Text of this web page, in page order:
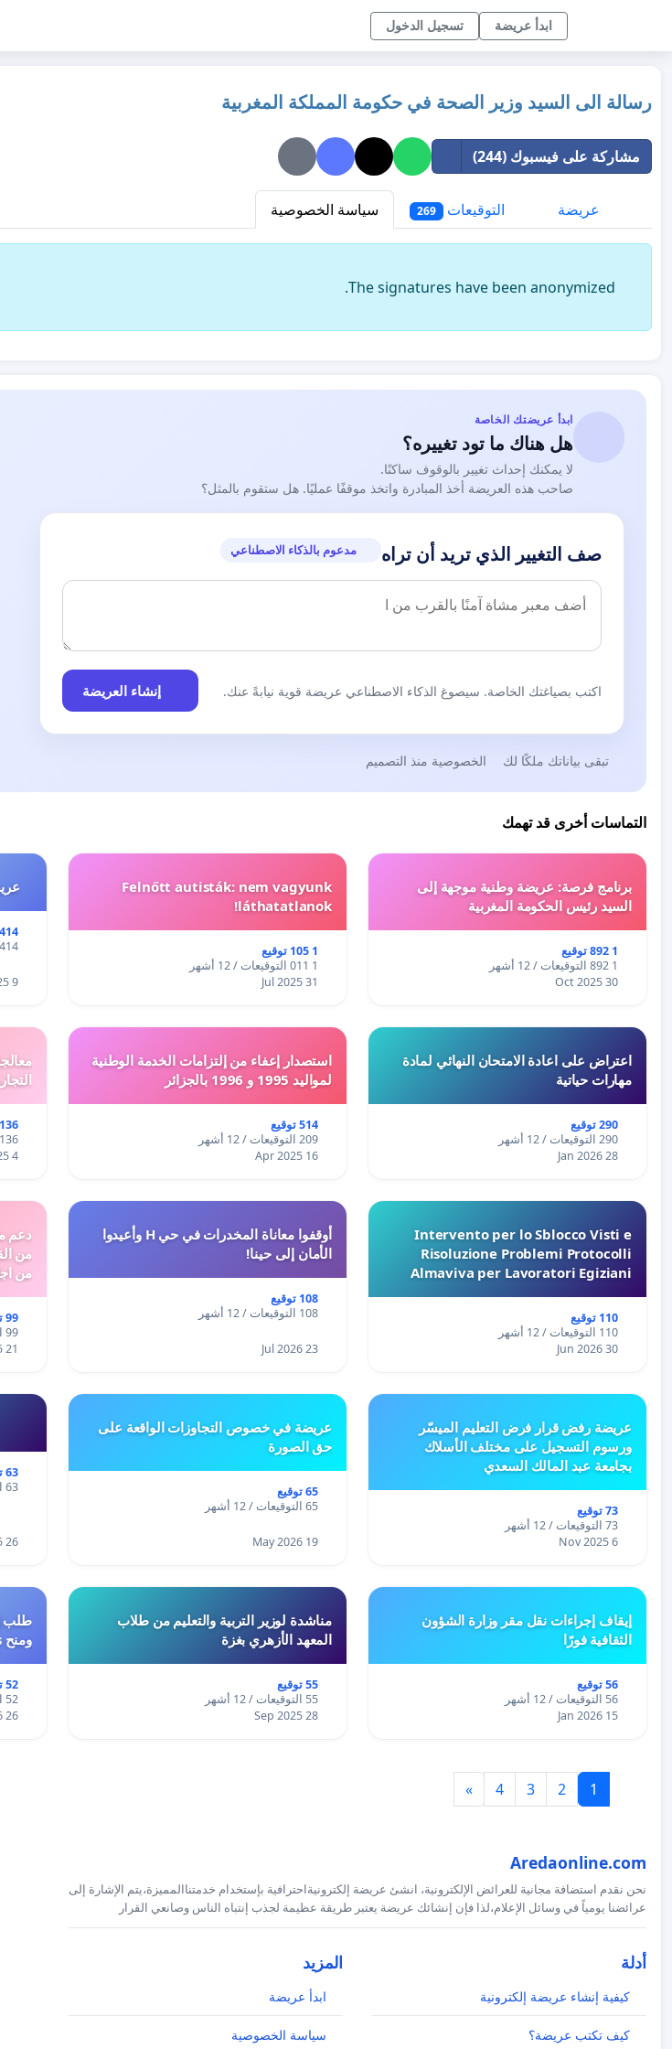
تسجيل الدخول ابدأ عريضة
رسالة الى السيد وزير الصحة في حكومة المملكة المغربية
مشاركة على فيسبوك (244)
عريضة التوقيعات 269 سياسة الخصوصية
The signatures have been anonymized.
ابدأ عريضتك الخاصة
هل هناك ما تود تغييره؟
لا يمكنك إحداث تغيير بالوقوف ساكنًا.
صاحب هذه العريضة أخذ المبادرة واتخذ موقفًا عمليًا. هل ستقوم بالمثل؟
صف التغيير الذي تريد أن تراه مدعوم بالذكاء الاصطناعي
اكتب بصياغتك الخاصة. سيصوغ الذكاء الاصطناعي عريضة قوية نيابةً عنك. إنشاء العريضة
تبقى بياناتك ملكًا لك الخصوصية منذ التصميم
التماسات أخرى قد تهمك
برنامج فرصة: عريضة وطنية موجهة إلى
السيد رئيس الحكومة المغربية
1 892 توقيع
1 892 التوقيعات / 12 أشهر
30 Oct 2025
Felnőtt autisták: nem vagyunk
láthatatlanok!
1 105 توقيع
1 011 التوقيعات / 12 أشهر
31 Jul 2025
414 توقيع
414 التوقيعات / 12 أشهر
9 Nov 2025
اعتراض على اعادة الامتحان النهائي لمادة
مهارات حياتية
290 توقيع
290 التوقيعات / 12 أشهر
28 Jan 2026
استصدار إعفاء من إلتزامات الخدمة الوطنية
لمواليد 1995 و 1996 بالجزائر
514 توقيع
209 التوقيعات / 12 أشهر
16 Apr 2025
136 توقيع
136 التوقيعات / 12 أشهر
4 Oct 2025
Intervento per lo Sblocco Visti e
Risoluzione Problemi Protocolli
Almaviva per Lavoratori Egiziani
110 توقيع
110 التوقيعات / 12 أشهر
30 Jun 2026
أوقفوا معاناة المخدرات في حي H وأعيدوا
الأمان إلى حينا!
108 توقيع
108 التوقيعات / 12 أشهر
23 Jul 2026
من
99 توقيع
99 التوقيعات / 12 أشهر
21 Aug 2025
عريضة رفض قرار فرض التعليم الميسّر
ورسوم التسجيل على مختلف الأسلاك
بجامعة عبد المالك السعدي
73 توقيع
73 التوقيعات / 12 أشهر
6 Nov 2025
عريضة في خصوص التجاوزات الواقعة على
حق الصورة
65 توقيع
65 التوقيعات / 12 أشهر
19 May 2026
63 توقيع
63 التوقيعات / 12 أشهر
26 Oct 2025
إيقاف إجراءات نقل مقر وزارة الشؤون
الثقافية فورًا
56 توقيع
56 التوقيعات / 12 أشهر
15 Jan 2026
مناشدة لوزير التربية والتعليم من طلاب
المعهد الأزهري بغزة
55 توقيع
55 التوقيعات / 12 أشهر
28 Sep 2025
ومنح Bonus
52 توقيع
52 التوقيعات / 12 أشهر
26 Mar 2026
1
2
3
4
»
Aredaonline.com
نحن نقدم استضافة مجانية للعرائض الإلكترونية، انشئ عريضة إلكترونيةاحترافية بإستخدام خدمتناالمميزة،يتم الإشارة إلى
عرائضنا يومياً في وسائل الإعلام،لذا فإن إنشائك عريضة يعتبر طريقة عظيمة لجذب إنتباه الناس وصانعي القرار
أدلة
كيفية إنشاء عريضة إلكترونية
كيف تكتب عريضة؟
المزيد
ابدأ عريضة
سياسة الخصوصية